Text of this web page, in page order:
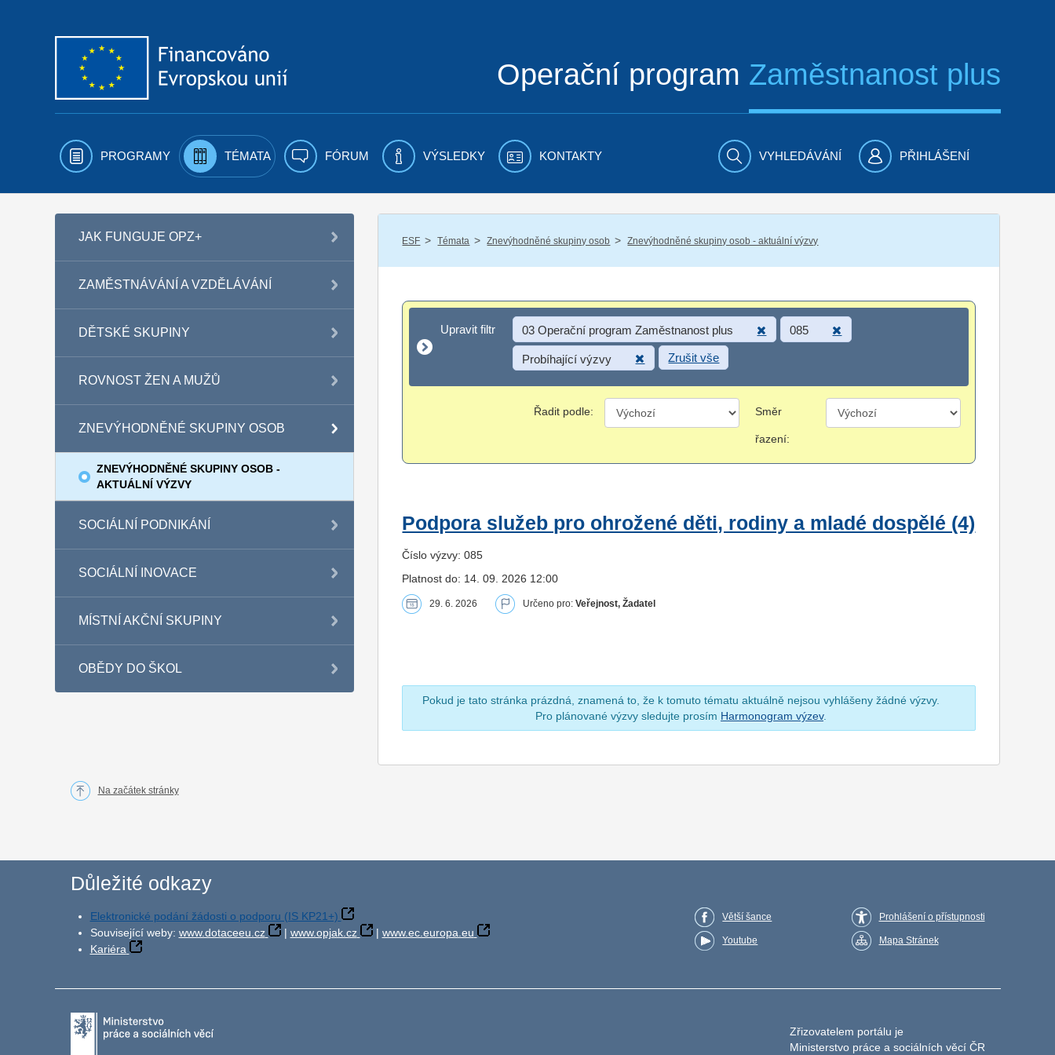
Operační program Zaměstnanost plus
PROGRAMY TÉMATA FÓRUM VÝSLEDKY KONTAKTY VYHLEDÁVÁNÍ PŘIHLÁŠENÍ
JAK FUNGUJE OPZ+
ZAMĚSTNÁVÁNÍ A VZDĚLÁVÁNÍ
DĚTSKÉ SKUPINY
ROVNOST ŽEN A MUŽŮ
ZNEVÝHODNĚNÉ SKUPINY OSOB
ZNEVÝHODNĚNÉ SKUPINY OSOB -
AKTUÁLNÍ VÝZVY
SOCIÁLNÍ PODNIKÁNÍ
SOCIÁLNÍ INOVACE
MÍSTNÍ AKČNÍ SKUPINY
OBĚDY DO ŠKOL
ESF / Témata / Znevýhodněné skupiny osob / Znevýhodněné skupiny osob - aktuální výzvy
Upravit filtr
Upravit filtr 03 Operační program Zaměstnanost plus 085
Probíhající výzvy Zrušit vše
Řadit podle: Směr
řazení:
Podpora služeb pro ohrožené děti, rodiny a mladé dospělé (4)
Číslo výzvy: 085
Platnost do: 14. 09. 2026 12:00
29. 6. 2026 Určeno pro:Veřejnost, Žadatel
Pokud je tato stránka prázdná, znamená to, že k tomuto tématu aktuálně nejsou vyhlášeny žádné výzvy.
Pro plánované výzvy sledujte prosím Harmonogram výzev.
Na začátek stránky
Důležité odkazy
Elektronické podání žádosti o podporu (IS KP21+)
Související weby: www.dotaceeu.cz | www.opjak.cz | www.ec.europa.eu
Kariéra
Větší šance
Youtube
Prohlášení o přístupnosti
Mapa Stránek
Zřizovatelem portálu je
Ministerstvo práce a sociálních věcí ČR